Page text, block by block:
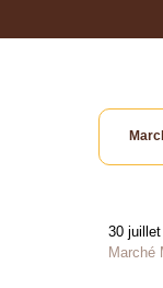
30
Marché